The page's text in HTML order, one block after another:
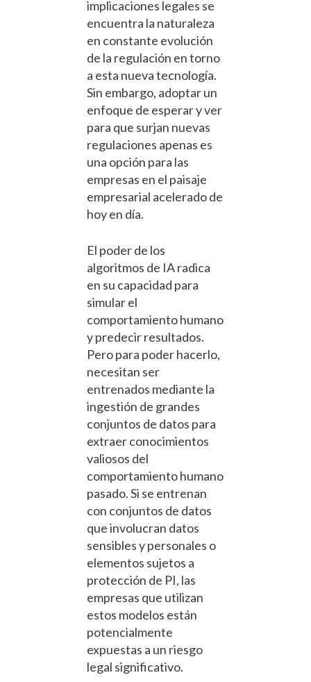
implicaciones legales se
encuentra la naturaleza
en constante evolución
de la regulación en torno
a esta nueva tecnología.
Sin embargo, adoptar un
enfoque de esperar y ver
para que surjan nuevas
regulaciones apenas es
una opción para las
empresas en el paisaje
empresarial acelerado de
hoy en día.
El poder de los
algoritmos de IA radica
en su capacidad para
simular el
comportamiento humano
y predecir resultados.
Pero para poder hacerlo,
necesitan ser
entrenados mediante la
ingestión de grandes
conjuntos de datos para
extraer conocimientos
valiosos del
comportamiento humano
pasado. Si se entrenan
con conjuntos de datos
que involucran datos
sensibles y personales o
elementos sujetos a
protección de PI, las
empresas que utilizan
estos modelos están
potencialmente
expuestas a un riesgo
legal significativo.